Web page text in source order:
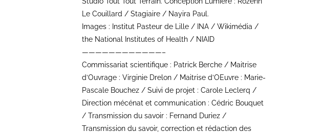
Le Couillard / Stagiaire / Nayira Paul.
Images : Institut Pasteur de Lille / INA / Wikimédia /
the National Institutes of Health / NIAID
————————————–
Commissariat scientifique : Patrick Berche / Maitrise
d’Ouvrage : Virginie Drelon / Maitrise d’OEuvre : Marie-
Pascale Bouchez / Suivi de projet : Carole Leclerq /
Direction mécénat et communication : Cédric Bouquet
/ Transmission du savoir : Fernand Duriez /
Transmission du savoir, correction et rédaction des